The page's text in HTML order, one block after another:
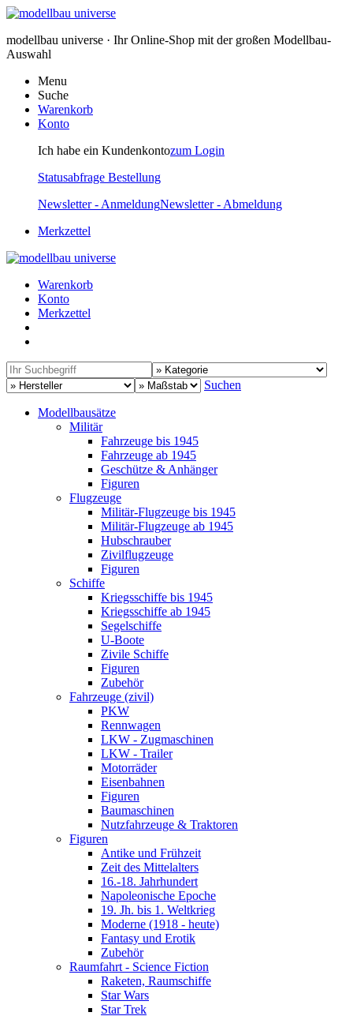
modellbau universe · Ihr Online-Shop mit der großen Modellbau-
Auswahl
Menu
Suche
Warenkorb
Konto
Ich habe ein Kundenkontozum Login
Statusabfrage Bestellung
Newsletter - AnmeldungNewsletter - Abmeldung
Merkzettel
Warenkorb
Konto
Merkzettel
Suchen
Modellbausätze
Militär
Fahrzeuge bis 1945
Fahrzeuge ab 1945
Geschütze & Anhänger
Figuren
Flugzeuge
Militär-Flugzeuge bis 1945
Militär-Flugzeuge ab 1945
Hubschrauber
Zivilflugzeuge
Figuren
Schiffe
Kriegsschiffe bis 1945
Kriegsschiffe ab 1945
Segelschiffe
U-Boote
Zivile Schiffe
Figuren
Zubehör
Fahrzeuge (zivil)
PKW
Rennwagen
LKW - Zugmaschinen
LKW - Trailer
Motorräder
Eisenbahnen
Figuren
Baumaschinen
Nutzfahrzeuge & Traktoren
Figuren
Antike und Frühzeit
Zeit des Mittelalters
16.-18. Jahrhundert
Napoleonische Epoche
19. Jh. bis 1. Weltkrieg
Moderne (1918 - heute)
Fantasy und Erotik
Zubehör
Raumfahrt - Science Fiction
Raketen, Raumschiffe
Star Wars
Star Trek